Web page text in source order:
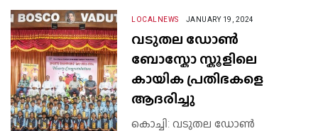
LOCALNEWS JANUARY 19, 2024
വടുതല ഡോൺ
ബോസ്കോ സ്കൂളിലെ
കായിക പ്രതിഭകളെ
ആദരിച്ചു
കൊച്ചി: വടുതല ഡോൺ